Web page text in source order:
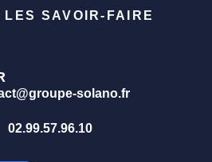
LES SAVOIR-FAIRE
solano.fr
02.99.57.96.10